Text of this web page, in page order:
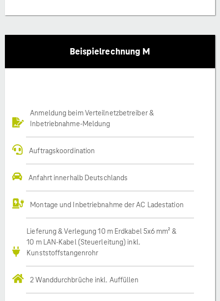
Beispielrechnung M
Anmeldung beim Verteilnetzbetreiber &
Inbetriebnahme-Meldung
Auftragskoordination
Anfahrt innerhalb Deutschlands
Montage und Inbetriebnahme der AC Ladestation
Lieferung & Verlegung 10 m Erdkabel 5x6 mm² &
10 m LAN-Kabel (Steuerleitung) inkl.
Kunststoffstangenrohr
2 Wanddurchbrüche inkl. Auffüllen